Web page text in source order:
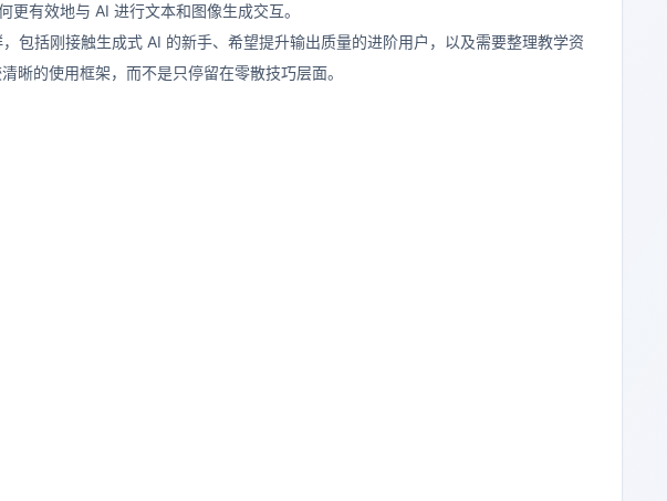
有效地与 AI 进行文本和图像生成交互。
括刚接触生成式 AI 的新手、希望提升输出质量的进阶用户，以及需要整理教学资
晰的使用框架，而不是只停留在零散技巧层面。